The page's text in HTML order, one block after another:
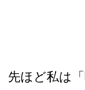
先ほど私は